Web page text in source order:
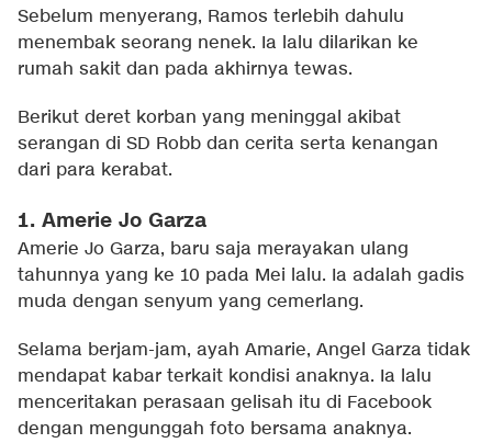
Sebelum menyerang, Ramos terlebih dahulu
menembak seorang nenek. Ia lalu dilarikan ke
rumah sakit dan pada akhirnya tewas.
Berikut deret korban yang meninggal akibat
serangan di SD Robb dan cerita serta kenangan
dari para kerabat.
1. Amerie Jo Garza
Amerie Jo Garza, baru saja merayakan ulang
tahunnya yang ke 10 pada Mei lalu. Ia adalah gadis
muda dengan senyum yang cemerlang.
Selama berjam-jam, ayah Amarie, Angel Garza tidak
mendapat kabar terkait kondisi anaknya. Ia lalu
menceritakan perasaan gelisah itu di Facebook
dengan mengunggah foto bersama anaknya.